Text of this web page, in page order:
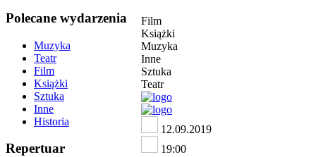
Polecane wydarzenia
Muzyka
Teatr
Film
Książki
Sztuka
Inne
Historia
Repertuar
Film
Książki
Muzyka
Inne
Sztuka
Teatr
12.09.2019
19:00